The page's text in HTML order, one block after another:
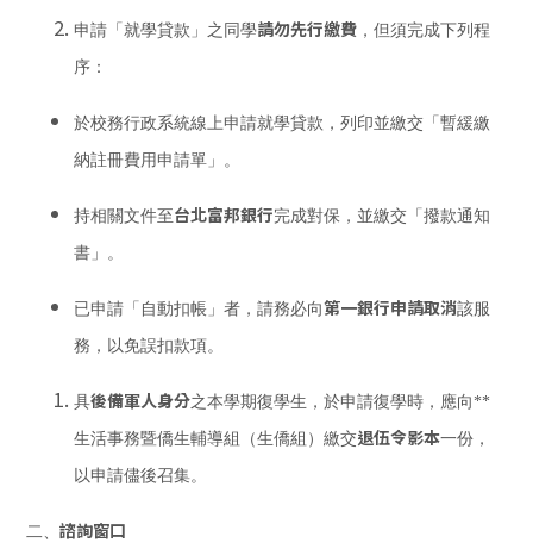
申請「就學貸款」之同學請勿先行繳費 ，但須完成下列程
序：
於校務行政系統線上申請就學貸款，列印並繳交「暫緩繳
納註冊費用申請單」。
持相關文件至 台北富邦銀行完成對保，並繳交「撥款通知
書」。
已申請「自動扣帳」者，請務必向第一銀行申請取消該服
務，以免誤扣款項。
具後備軍人身分之本學期復學生，於申請復學時，應向**
生活事務暨僑生輔導組（生僑組）繳交退伍令影本一份，
以申請儘後召集。
二、諮詢窗口